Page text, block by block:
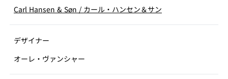
Carl Hansen & Søn / カール・ハンセン＆サン
デザイナー
オーレ・ヴァンシャー